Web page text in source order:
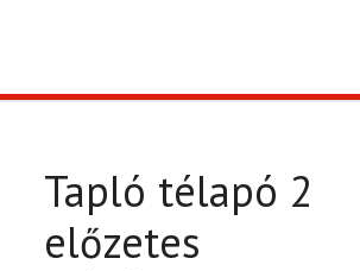
CIKK
Tapló télapó 2
előzetes